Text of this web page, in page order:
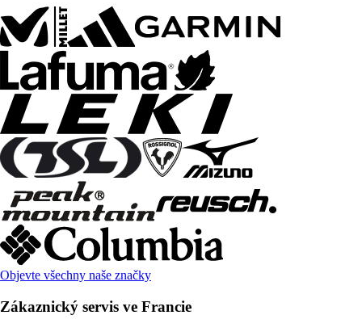
Objevte všechny naše značky
Zákaznický servis ve Francie